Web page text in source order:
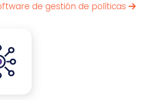
de gestión de políticas